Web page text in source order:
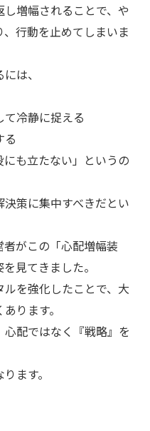
増幅されることで、や
行動を止めてしまいま
は、
冷静に捉える
る
も立たない」というの
策に集中すべきだとい
がこの「心配増幅装
見てきました。
を強化したことで、大
ります。
心配ではなく『戦略』を
ます。